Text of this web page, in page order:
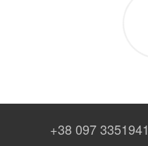
+38 097 3351941